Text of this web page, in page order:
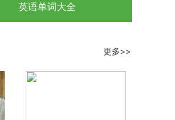
英语单词大全
更多>>